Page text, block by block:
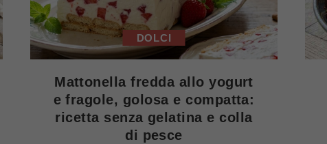
DOLCI
Mattonella fredda allo yogurt
e fragole, golosa e compatta:
ricetta senza gelatina e colla
di pesce